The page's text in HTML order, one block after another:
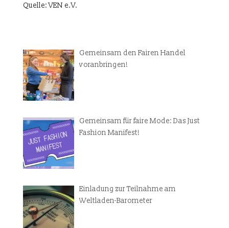
Quelle: VEN e.V.
Gemeinsam den Fairen Handel
voranbringen!
Gemeinsam für faire Mode: Das Just
Fashion Manifest!
Einladung zur Teilnahme am
Weltladen-Barometer